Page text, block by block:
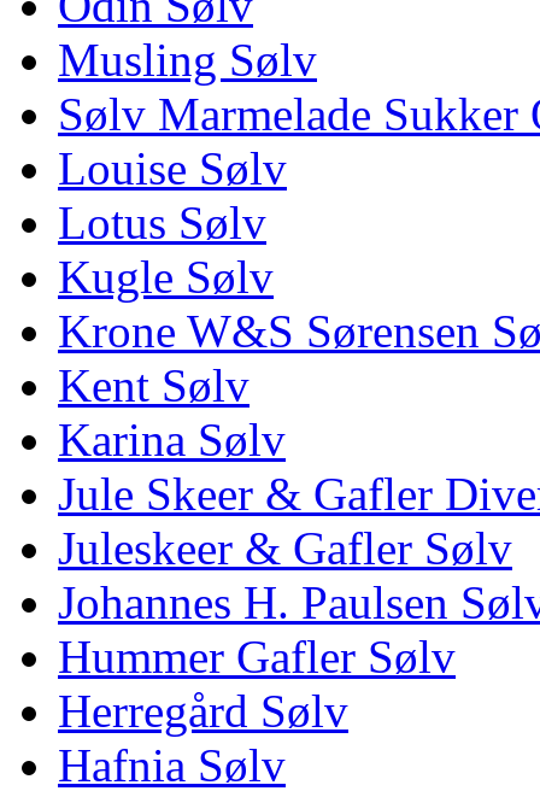
Musling Sølv
Sølv Marmelade Sukker
Louise Sølv
Lotus Sølv
Kugle Sølv
Krone W&S Sørensen
Kent Sølv
Karina Sølv
Jule Skeer & Gafler
Juleskeer & Gafler Sølv
Johannes H. Paulsen
Hummer Gafler Sølv
Herregård Sølv
Hafnia Sølv